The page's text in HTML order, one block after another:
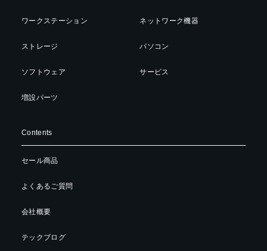
ワークステーション
ストレージ
ソフトウェア
増設パーツ
ネットワーク機器
パソコン
サービス
Contents
セール商品
よくあるご質問
会社概要
テックブログ